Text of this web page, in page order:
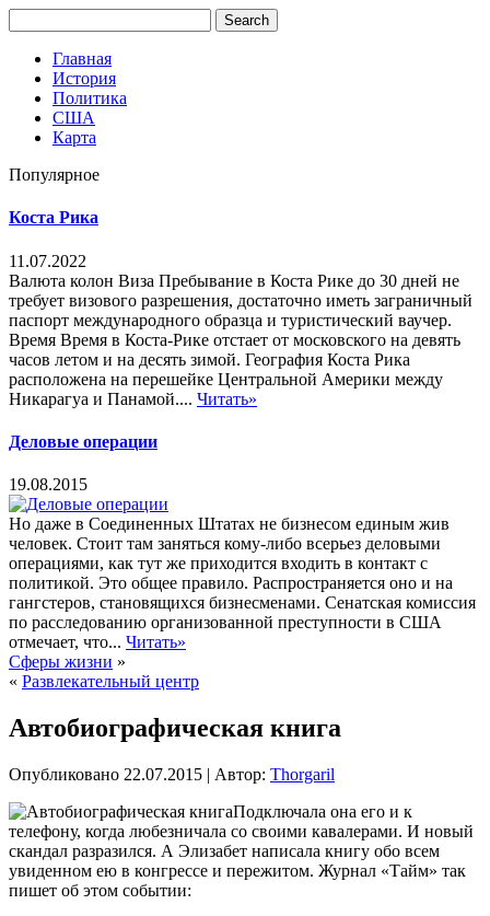
Главная
История
Политика
США
Карта
Популярное
Коста Рика
11.07.2022
Валюта колон Виза Пребывание в Коста Рике до 30 дней не
требует визового разрешения, достаточно иметь заграничный
паспорт международного образца и туристический ваучер.
Время Время в Коста-Рике отстает от московского на девять
часов летом и на десять зимой. География Коста Рика
расположена на перешейке Центральной Америки между
Никарагуа и Панамой.... Читать»
Деловые операции
19.08.2015
Но даже в Соединенных Штатах не бизнесом единым жив
человек. Стоит там заняться кому-либо всерьез деловыми
операциями, как тут же приходится входить в контакт с
политикой. Это общее правило. Распространяется оно и на
гангстеров, становящихся бизнесменами. Сенатская комиссия
по расследованию организованной преступности в США
отмечает, что... Читать»
Сферы жизни »
« Развлекательный центр
Автобиографическая книга
Опубликовано 22.07.2015 | Автор: Thorgaril
Подключала она его и к
телефону, когда любезничала со своими кавалерами. И новый
скандал разразился. А Элизабет написала книгу обо всем
увиденном ею в конгрессе и пережитом. Журнал «Тайм» так
пишет об этом событии: